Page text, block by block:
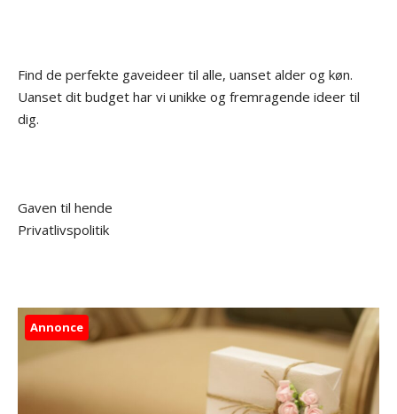
Find de perfekte gaveideer til alle, uanset alder og køn.
Uanset dit budget har vi unikke og fremragende ideer til
dig.
Gaven til hende
Privatlivspolitik
Annonce